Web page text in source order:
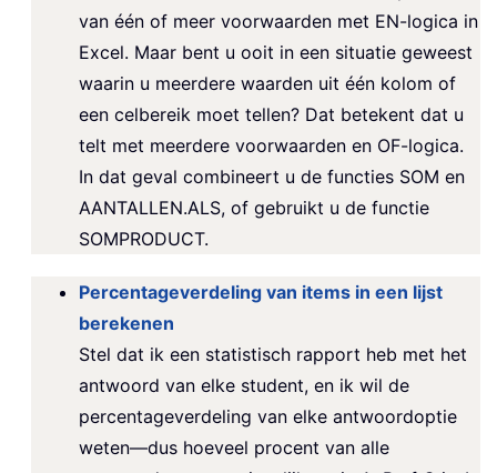
van één of meer voorwaarden met EN-logica in
Excel. Maar bent u ooit in een situatie geweest
waarin u meerdere waarden uit één kolom of
een celbereik moet tellen? Dat betekent dat u
telt met meerdere voorwaarden en OF-logica.
In dat geval combineert u de functies SOM en
AANTALLEN.ALS, of gebruikt u de functie
SOMPRODUCT.
Percentageverdeling van items in een lijst
berekenen
Stel dat ik een statistisch rapport heb met het
antwoord van elke student, en ik wil de
percentageverdeling van elke antwoordoptie
weten—dus hoeveel procent van alle